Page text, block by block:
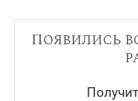
Появились